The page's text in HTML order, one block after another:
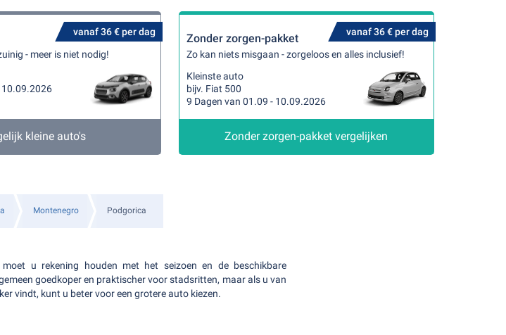
vanaf 36 € per dag
- meer is niet nodig!
10.09.2026
kleine auto's
vanaf 36 € per dag
Zonder zorgen-pakket
Zo kan niets misgaan - zorgeloos en alles inclusief!
Kleinste auto
bijv. Fiat 500
9 Dagen van 01.09 - 10.09.2026
Zonder zorgen-pakket vergelijken
Montenegro Podgorica
u rekening houden met het seizoen en de beschikbare
goedkoper en praktischer voor stadsritten, maar als u van
vindt, kunt u beter voor een grotere auto kiezen.